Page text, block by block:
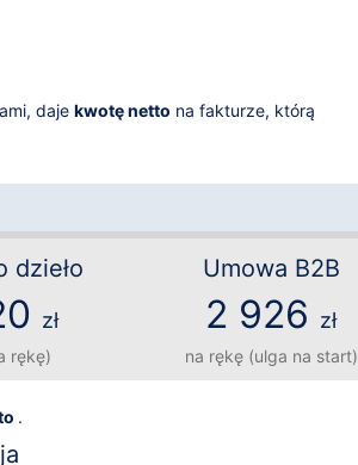
daje kwotę netto na fakturze, którą
dzieło
zł
rękę)
Umowa B2B
2 926 zł
na rękę (ulga na start)
.